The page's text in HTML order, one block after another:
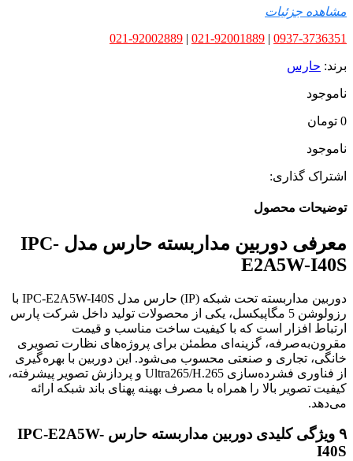
مشاهده جزئیات
0937-3736351
|
021-92001889
|
021-92002889
برند: حارس
ناموجود
0 تومان
ناموجود
اشتراک گذاری:
توضیحات محصول
معرفی دوربین مداربسته حارس مدل IPC-
E2A5W-I40S
دوربین مداربسته تحت شبکه (IP) حارس مدل IPC-E2A5W-I40S با
رزولوشن 5 مگاپیکسل، یکی از محصولات تولید داخل شرکت پارس
ارتباط افزار است که با کیفیت ساخت مناسب و قیمت
مقرون‌به‌صرفه، گزینه‌ای مطمئن برای پروژه‌های نظارت تصویری
خانگی، تجاری و صنعتی محسوب می‌شود. این دوربین با بهره‌گیری
از فناوری فشرده‌سازی Ultra265/H.265 و پردازش تصویر پیشرفته،
کیفیت تصویر بالا را همراه با مصرف بهینه پهنای باند شبکه ارائه
می‌دهد.
۹ ویژگی کلیدی دوربین مداربسته حارس IPC-E2A5W-
I40S